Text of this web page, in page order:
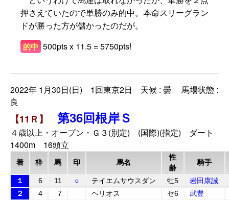
押さえていたので単勝のみ的中。本命スリーグラン
ドが勝った方が儲かったのだが。
的中 500pts x 11.5 = 5750pts!
2022年 1月30日(日) 1回東京2日 天候 : 曇 馬場状態 :
良
【11Ｒ】 第36回根岸Ｓ
４歳以上・オープン・Ｇ３(別定) (国際)(指定) ダート
1400m 16頭立
着 枠 馬 印 馬名
性
齢
騎手
１ 6 11 ○ テイエムサウスダン 牡5
岩田康誠
２
4 7 ヘリオス セ6
武豊